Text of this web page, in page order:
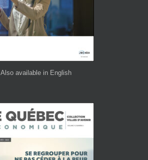
Also available in English